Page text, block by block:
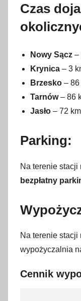
Czas
Nowy Sącz –
Krynica – 3
Brzesko – 86
Tarnów– 86
Jasło – 72
Parking:
Na terenie
bezpłatny
Na terenie
wypożyczalnia
Cennik